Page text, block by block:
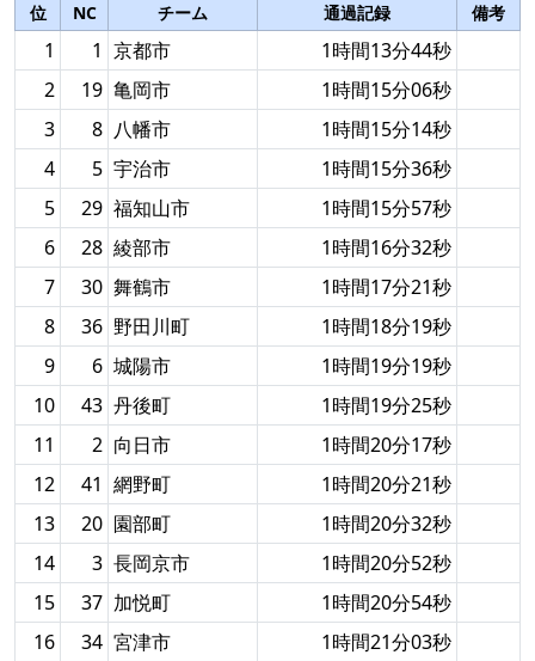
位
NC チーム 通過記録 備考
1 1 京都市
1時間13分44秒
2
19 亀岡市
1時間15分06秒
3
8 八幡市
1時間15分14秒
4
5 宇治市
1時間15分36秒
5
29 福知山市
1時間15分57秒
6
28 綾部市
1時間16分32秒
7
30 舞鶴市
1時間17分21秒
8
36 野田川町
1時間18分19秒
9
6 城陽市
1時間19分19秒
10
43 丹後町
1時間19分25秒
11
2 向日市
1時間20分17秒
12
41 網野町
1時間20分21秒
13
20 園部町
1時間20分32秒
14
3 長岡京市
1時間20分52秒
15
37 加悦町
1時間20分54秒
16
34 宮津市
1時間21分03秒